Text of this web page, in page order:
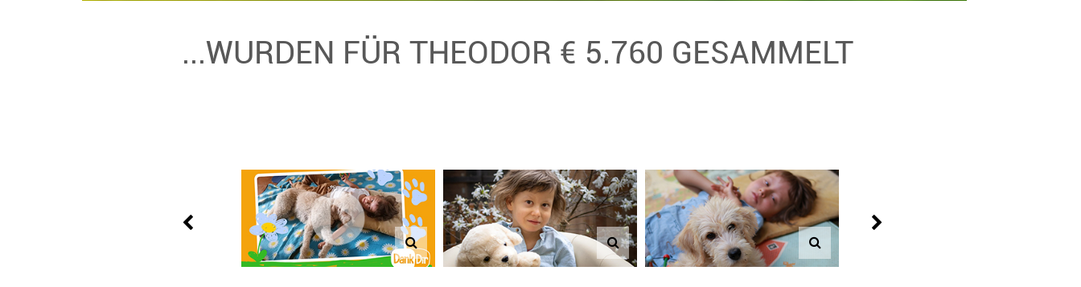
...WURDEN FÜR THEODOR € 5.760 GESAMMELT